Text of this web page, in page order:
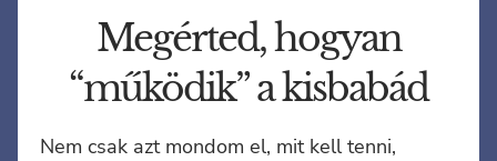
Megérted, hogyan
“működik” a kisbabád
Nem csak azt mondom el, mit kell tenni,